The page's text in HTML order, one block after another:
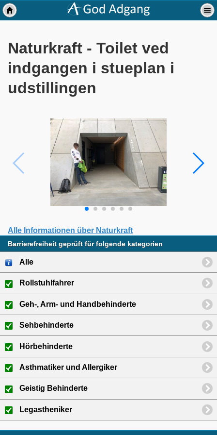
Naturkraft - Toilet ved
indgangen i stueplan i
udstillingen
Alle Informationen über Naturkraft
Barrierefreiheit geprüft für folgende kategorien
Alle
Rollstuhlfahrer
Geh-, Arm- und Handbehinderte
Sehbehinderte
Hörbehinderte
Asthmatiker und Allergiker
Geistig Behinderte
Legastheniker